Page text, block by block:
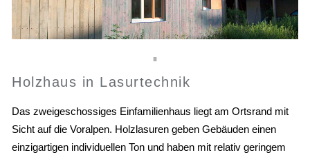
Holzhaus in Lasurtechnik
Das zweigeschossiges Einfamilienhaus liegt am Ortsrand mit
Sicht auf die Voralpen. Holzlasuren geben Gebäuden einen
einzigartigen individuellen Ton und haben mit relativ geringem